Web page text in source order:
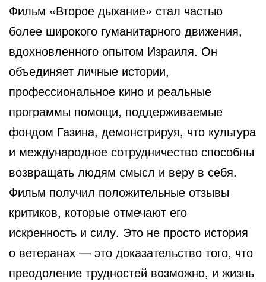
Фильм «Второе дыхание» стал частью
более широкого гуманитарного движения,
вдохновленного опытом Израиля. Он
объединяет личные истории,
профессиональное кино и реальные
программы помощи, поддерживаемые
фондом Газина, демонстрируя, что культура
и международное сотрудничество способны
возвращать людям смысл и веру в себя.
Фильм получил положительные отзывы
критиков, которые отмечают его
искренность и силу. Это не просто история
о ветеранах — это доказательство того, что
преодоление трудностей возможно, и жизнь